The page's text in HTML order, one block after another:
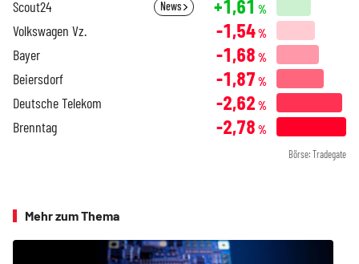
Scout24 News +1,61 %
Volkswagen Vz. -1,54%
Bayer -1,68 %
Beiersdorf -1,87 %
Deutsche Telekom -2,62 %
Brenntag -2,78 %
Börse: Tradegate
Mehr zum Thema